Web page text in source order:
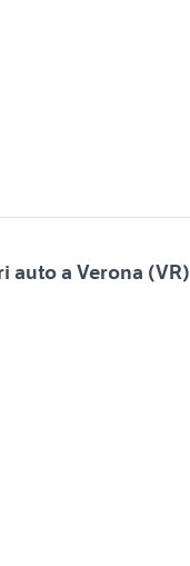
auto a Verona (VR)